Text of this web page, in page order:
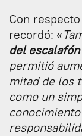
Con
recordó: «
del
permitió
mitad de los
como un